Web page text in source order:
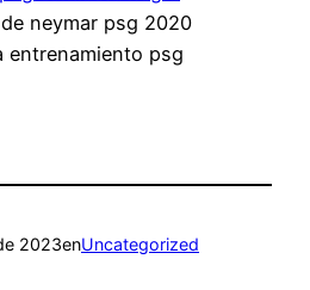
2023enUncategorized